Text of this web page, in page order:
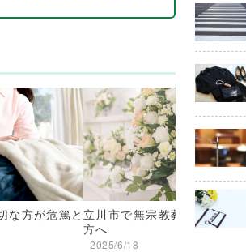
な方が危篤と 立川市で無宗教葬をお考えの
方へ
2025/6/18